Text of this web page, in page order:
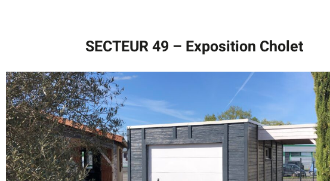
SECTEUR 49 – Exposition Cholet